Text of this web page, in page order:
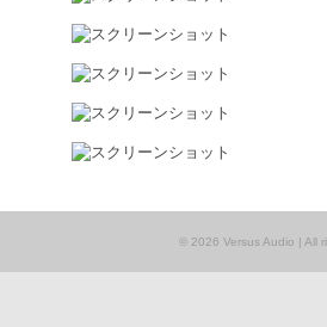
© 2026 Versus Audio | All